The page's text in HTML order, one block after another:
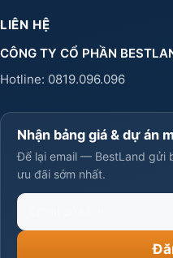
LIÊN HỆ
CÔNG TY CỔ PHẦN
Hotline: 0819.096.096
Nhận bảng giá & dự án
Để lại email — BestLand gửi
ưu đãi sớm nhất.
Email
bạn